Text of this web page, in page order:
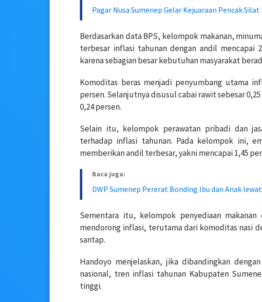
Pagar Nusa Sumenep Gelar Kejuaraan Pencak
Berdasarkan data BPS, kelompok makanan,
terbesar inflasi tahunan dengan andil mencapai
karena sebagian besar kebutuhan masyarakat
Komoditas beras menjadi penyumbang utama
persen. Selanjutnya disusul cabai rawit sebesar
0,24 persen.
Selain itu, kelompok perawatan pribadi dan
terhadap inflasi tahunan. Pada kelompok ini,
memberikan andil terbesar, yakni mencapai 1,45
Baca juga:
DWP Sumenep Pererat Bonding Ibu dan Anak
Sementara itu, kelompok penyediaan
mendorong inflasi, terutama dari komoditas nasi
santap.
Handoyo menjelaskan, jika dibandingkan
nasional, tren inflasi tahunan Kabupaten
tinggi.